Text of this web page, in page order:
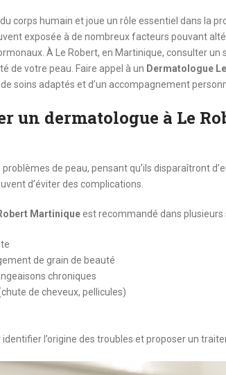
corps humain et joue un rôle essentiel dans la
exposée à de nombreux facteurs pouvant
À Le Robert, en Martinique, consulter un
de votre peau. Faire appel à un Dermatologue
soins adaptés et d’un accompagnement
un dermatologue à Le
problèmes de peau, pensant qu’ils disparaîtront
d’éviter des complications.
Martiniqueest recommandé dans plusieurs
de grain de beauté
chroniques
de cheveux, pellicules)
l’origine des troubles et proposer un